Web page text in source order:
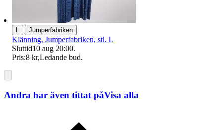
L | Jumperfabriken
Klänning, Jumperfabriken, stl. L
Sluttid10 aug 20:00.
Pris:8 kr,Ledande bud.
Andra har även tittat påVisa alla